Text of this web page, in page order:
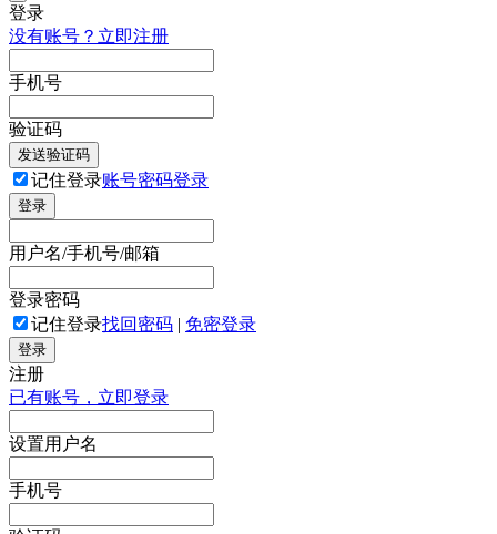
登录
没有账号？立即注册
手机号
验证码
发送验证码
记住登录账号密码登录
登录
用户名/手机号/邮箱
登录密码
记住登录找回密码 | 免密登录
登录
注册
已有账号，立即登录
设置用户名
手机号